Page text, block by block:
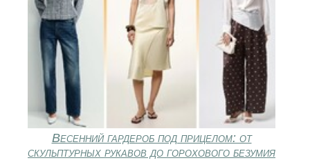
Весенний гардероб под прицелом: от
скульптурных рукавов до горохового безумия